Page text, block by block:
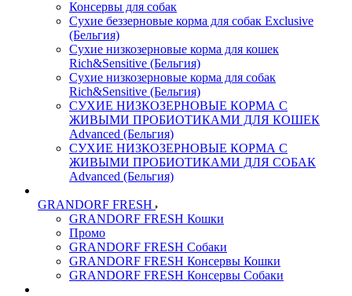
Консервы для собак
Сухие беззерновые корма для собак Exclusive
(Бельгия)
Сухие низкозерновые корма для кошек
Rich&Sensitive (Бельгия)
Сухие низкозерновые корма для собак
Rich&Sensitive (Бельгия)
СУХИЕ НИЗКОЗЕРНОВЫЕ КОРМА С
ЖИВЫМИ ПРОБИОТИКАМИ ДЛЯ КОШЕК
Advanced (Бельгия)
СУХИЕ НИЗКОЗЕРНОВЫЕ КОРМА С
ЖИВЫМИ ПРОБИОТИКАМИ ДЛЯ СОБАК
Advanced (Бельгия)
GRANDORF FRESH
GRANDORF FRESH Кошки
Промо
GRANDORF FRESH Собаки
GRANDORF FRESH Консервы Кошки
GRANDORF FRESH Консервы Собаки